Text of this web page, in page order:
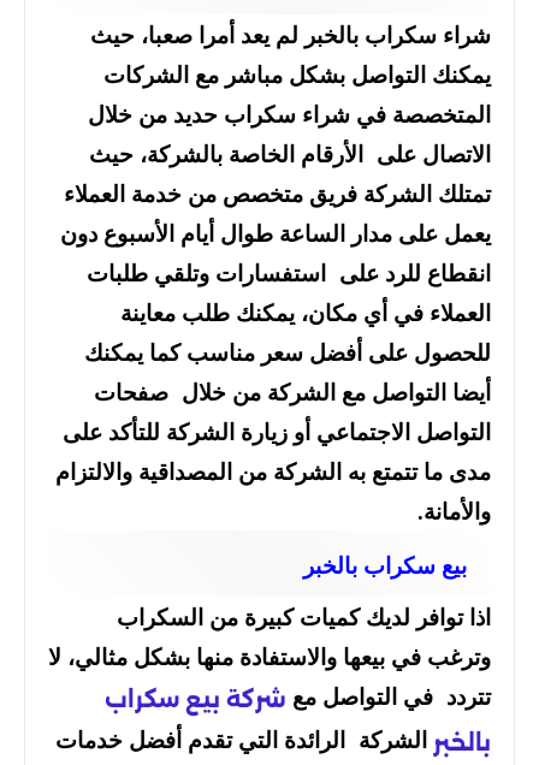
شراء سكراب بالخبر لم يعد أمرا صعبا، حيث
يمكنك التواصل بشكل مباشر مع الشركات
المتخصصة في شراء سكراب حديد من خلال
الاتصال على الأرقام الخاصة بالشركة، حيث
تمتلك الشركة فريق متخصص من خدمة العملاء
يعمل على مدار الساعة طوال أيام الأسبوع دون
انقطاع للرد على استفسارات وتلقي طلبات
العملاء في أي مكان، يمكنك طلب معاينة
للحصول على أفضل سعر مناسب كما يمكنك
أيضا التواصل مع الشركة من خلال صفحات
التواصل الاجتماعي أو زيارة الشركة للتأكد على
مدى ما تتمتع به الشركة من المصداقية والالتزام
والأمانة.
بيع سكراب بالخبر
اذا توافر لديك كميات كبيرة من السكراب
وترغب في بيعها والاستفادة منها بشكل مثالي، لا
تتردد في التواصل مع شركة بيع سكراب
بالخبر الشركة الرائدة التي تقدم أفضل خدمات